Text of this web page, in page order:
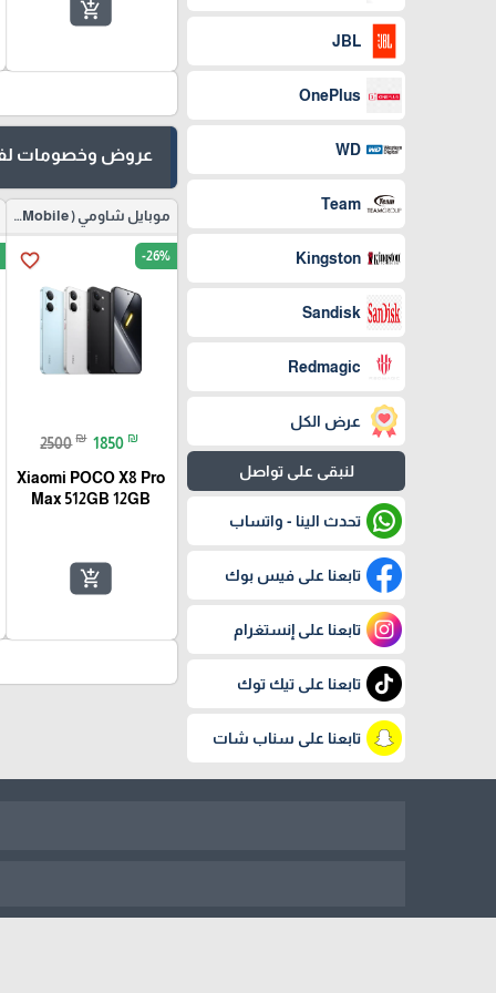
JBL
OnePlus
WD
Team
Kingston
Sandisk
Redmagic
عرض الكل
لنبقى على تواصل
تحدث الينا - واتساب
تابعنا على فيس بوك
تابعنا على إنستغرام
تابعنا على تيك توك
تابعنا على سناب شات
add_shopping_cart
عروض وخصومات
موبايل شاومي ( Redmi Mobile )
favorite_border -26%
2500 ₪ 1850 ₪
Xiaomi POCO X8 Pro
Max 512GB 12GB
add_shopping_cart